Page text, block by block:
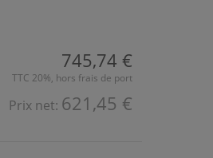
745,74 €
TTC 20%, hors frais de port
Prix net: 621,45 €